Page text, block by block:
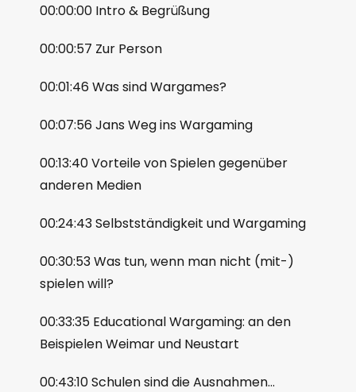
00:00:00 Intro & Begrüßung
00:00:57 Zur Person
00:01:46 Was sind Wargames?
00:07:56 Jans Weg ins Wargaming
00:13:40 Vorteile von Spielen gegenüber
anderen Medien
00:24:43 Selbstständigkeit und Wargaming
00:30:53 Was tun, wenn man nicht (mit-)
spielen will?
00:33:35 Educational Wargaming: an den
Beispielen Weimar und Neustart
00:43:10 Schulen sind die Ausnahmen…